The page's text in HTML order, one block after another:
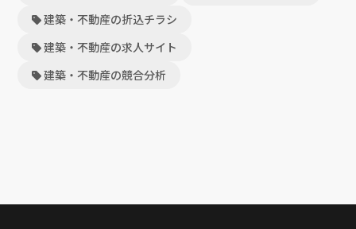
建築・不動産の折込チラシ
建築・不動産の求人サイト
建築・不動産の競合分析